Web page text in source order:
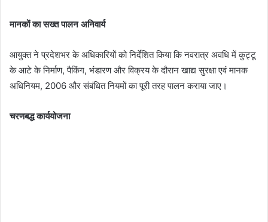
मानकों का सख्त पालन अनिवार्य
आयुक्त ने प्रदेशभर के अधिकारियों को निर्देशित किया कि नवरात्र अवधि में कुट्टू
के आटे के निर्माण, पैकिंग, भंडारण और विक्रय के दौरान खाद्य सुरक्षा एवं मानक
अधिनियम, 2006 और संबंधित नियमों का पूरी तरह पालन कराया जाए।
चरणबद्ध कार्ययोजना